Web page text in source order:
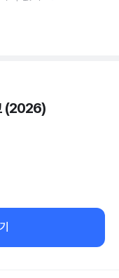
(2026)